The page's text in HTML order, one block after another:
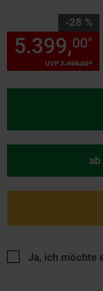
-28 %
Sie Sparen 28
UVP7.499,00*
5.399,00*
ab
Ja, ich möchte